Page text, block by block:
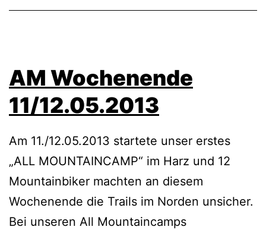
AM Wochenende
11/12.05.2013
Am 11./12.05.2013 startete unser erstes
„ALL MOUNTAINCAMP“ im Harz und 12
Mountainbiker machten an diesem
Wochenende die Trails im Norden unsicher.
Bei unseren All Mountaincamps